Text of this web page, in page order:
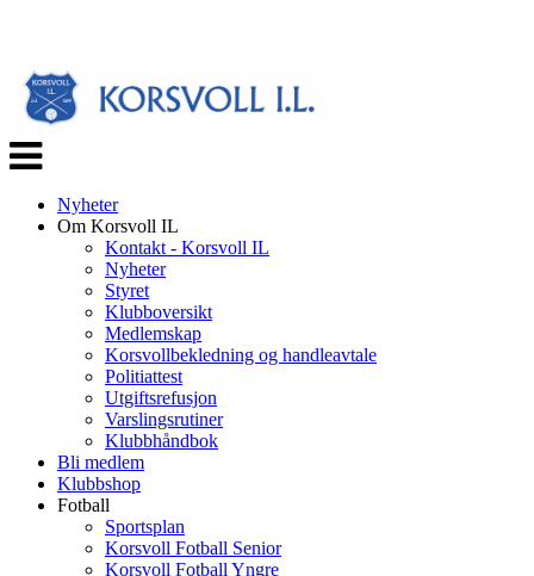
Veksle
navigasjon
Nyheter
Om Korsvoll IL
Kontakt - Korsvoll IL
Nyheter
Styret
Klubboversikt
Medlemskap
Korsvollbekledning og handleavtale
Politiattest
Utgiftsrefusjon
Varslingsrutiner
Klubbhåndbok
Bli medlem
Klubbshop
Fotball
Sportsplan
Korsvoll Fotball Senior
Korsvoll Fotball Yngre